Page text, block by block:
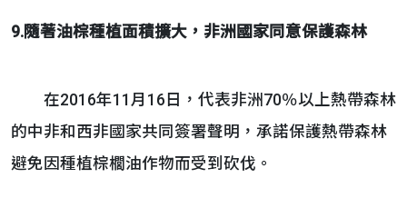
9.隨著油棕種植面積擴大，非洲國家同意保護森林
在2016年11月16日，代表非洲70％以上熱帶森林
的中非和西非國家共同簽署聲明，承諾保護熱帶森林
避免因種植棕櫚油作物而受到砍伐。